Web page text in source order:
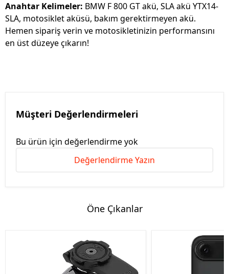
Anahtar Kelimeler: BMW F 800 GT akü, SLA akü YTX14-
SLA, motosiklet aküsü, bakım gerektirmeyen akü.
Hemen sipariş verin ve motosikletinizin performansını
en üst düzeye çıkarın!
Müşteri Değerlendirmeleri
Bu ürün için değerlendirme yok
Değerlendirme Yazın
Öne Çıkanlar